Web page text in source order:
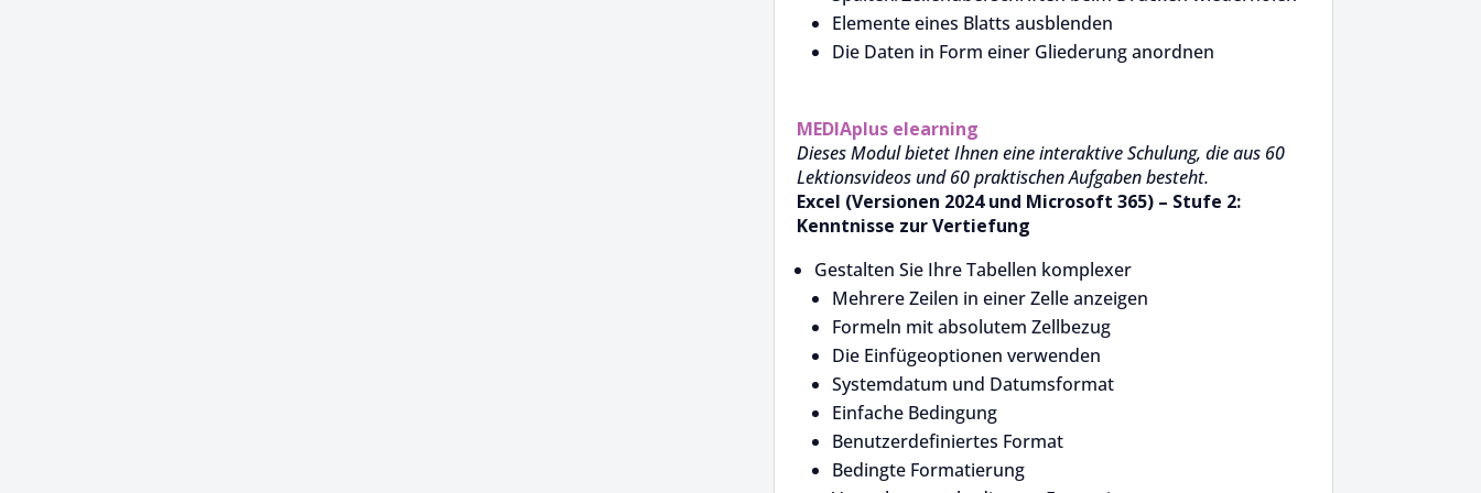
Elemente eines Blatts ausblenden
Die Daten in Form einer Gliederung anordnen
MEDIAplus elearning
Dieses Modul bietet Ihnen eine interaktive Schulung, die aus 60
Lektionsvideos und 60 praktischen Aufgaben besteht.
Excel (Versionen 2024 und Microsoft 365) – Stufe 2:
Kenntnisse zur Vertiefung
Gestalten Sie Ihre Tabellen komplexer
Mehrere Zeilen in einer Zelle anzeigen
Formeln mit absolutem Zellbezug
Die Einfügeoptionen verwenden
Systemdatum und Datumsformat
Einfache Bedingung
Benutzerdefiniertes Format
Bedingte Formatierung